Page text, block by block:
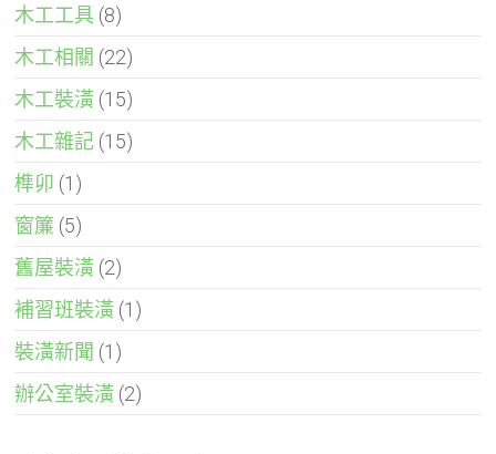
木工工具 (8)
木工相關 (22)
木工裝潢 (15)
木工雜記 (15)
榫卯 (1)
窗簾 (5)
舊屋裝潢 (2)
補習班裝潢 (1)
裝潢新聞 (1)
辦公室裝潢 (2)